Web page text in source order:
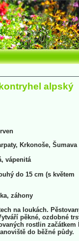
alpský
Krkonoše, Šumava
vápenitá
do 15 cm (s květem
záhony
na loukách.
pěkné, ozdobné
rostlin začátkem
do běžné půdy.